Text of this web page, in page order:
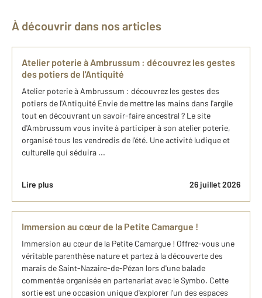
À découvrir dans nos articles
Atelier poterie à Ambrussum : découvrez les gestes
des potiers de l'Antiquité
Atelier poterie à Ambrussum : découvrez les gestes des
potiers de l'Antiquité Envie de mettre les mains dans l'argile
tout en découvrant un savoir-faire ancestral ? Le site
d'Ambrussum vous invite à participer à son atelier poterie,
organisé tous les vendredis de l'été. Une activité ludique et
culturelle qui séduira ...
Lire plus 26 juillet 2026
Immersion au cœur de la Petite Camargue !
Immersion au cœur de la Petite Camargue ! Offrez-vous une
véritable parenthèse nature et partez à la découverte des
marais de Saint-Nazaire-de-Pézan lors d'une balade
commentée organisée en partenariat avec le Symbo. Cette
sortie est une occasion unique d'explorer l'un des espaces